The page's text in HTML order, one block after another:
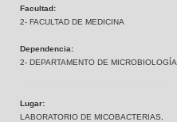
Facultad:
2- FACULTAD DE MEDICINA
Dependencia:
2- DEPARTAMENTO DE MICROBIOLOGÍA
Lugar:
LABORATORIO DE MICOBACTERIAS,